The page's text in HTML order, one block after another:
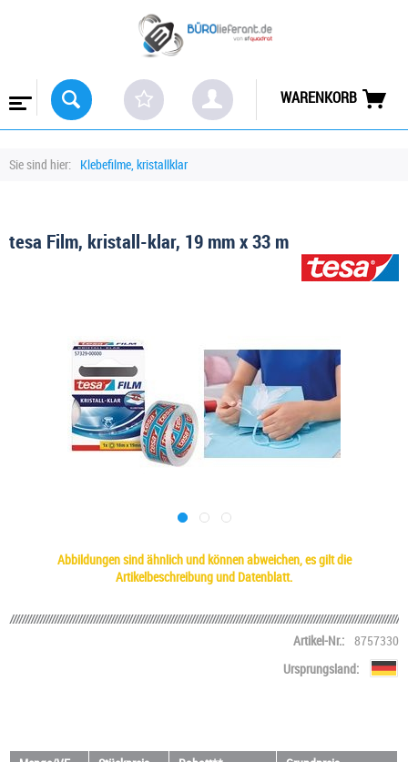
WARENKORB
Sie sind hier: Klebefilme, kristallklar
tesa Film, kristall-klar, 19 mm x 33 m
Abbildungen sind ähnlich und können abweichen, es gilt die
Artikelbeschreibung und Datenblatt.
Artikel-Nr.: 8757330
Ursprungsland: